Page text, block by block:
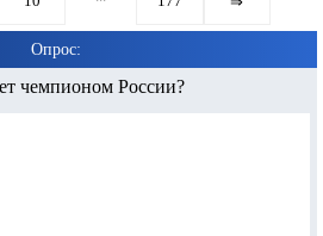
Опрос:
чемпионом России?